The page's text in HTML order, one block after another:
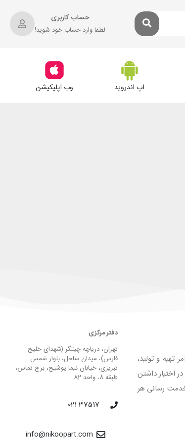
حساب کاربری
لطفا وارد حساب خود شوید!
اپ اندروید وب اپلیکیشن
تهیه و تولید،
اختیار داشتن
خدمت رسانی هر
دفتر مرکزی
تهران، دریاچه چیتگر (شهدای خلیج
فارس)، میدان ساحل، بلوار شمس
تبریزی، خیابان نیما یوشیج، برج تماس،
طبقه 8، واحد 82
37517 021
info@nikoopart.com